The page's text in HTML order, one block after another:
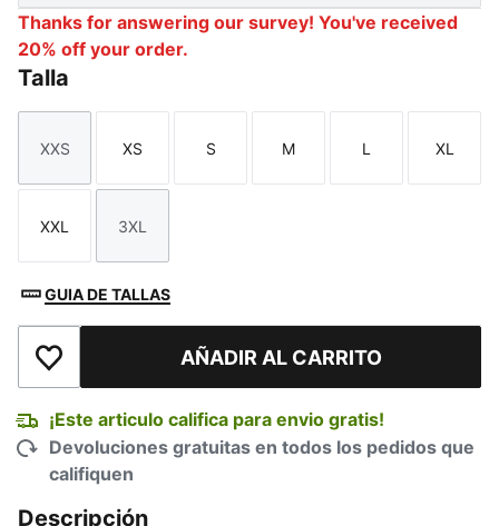
Thanks for answering our survey! You've received
20% off your order.
Talla
Talla
XXS
Talla
XS
Talla
S
Talla
M
Talla
L
Talla
XL
Talla
XXL
Talla
3XL
GUIA DE TALLAS
Añadir a la lista de deseosAÑADIR AL CARRITO
¡Este articulo califica para envio gratis!
Devoluciones gratuitas en todos los pedidos que
califiquen
Descripción